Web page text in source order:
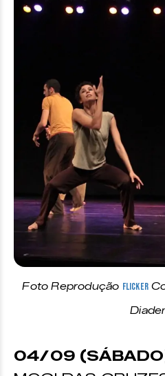
Foto Reprodução Flicker
04/09